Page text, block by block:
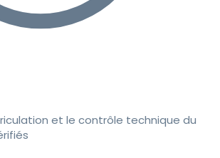
et le contrôle technique du